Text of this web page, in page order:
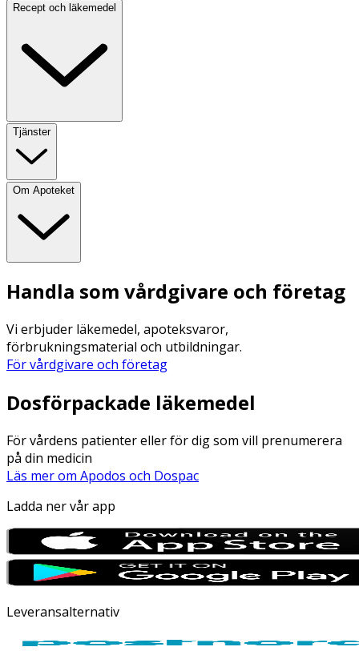
Recept och läkemedel
Tjänster
Om Apoteket
Handla som vårdgivare och företag
Vi erbjuder läkemedel, apoteksvaror,
förbrukningsmaterial och utbildningar.
För vårdgivare och företag
Dosförpackade läkemedel
För vårdens patienter eller för dig som vill prenumerera
på din medicin
Läs mer om Apodos och Dospac
Ladda ner vår app
Leveransalternativ